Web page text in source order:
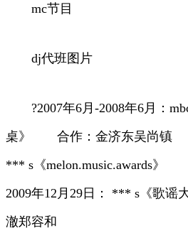
mc节目
dj代班图片
?2007年6月-2008年6月：
桌》 合作：金济东吴尚镇
*** s《melon.music.awards
2009年12月29日： *** s《歌
澈郑容和